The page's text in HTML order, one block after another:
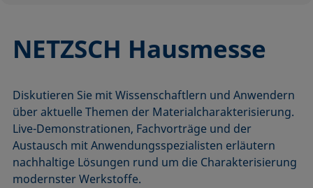
NETZSCH Hausmesse
Diskutieren Sie mit Wissenschaftlern und Anwendern
über aktuelle Themen der Materialcharakterisierung.
Live-Demonstrationen, Fachvorträge und der
Austausch mit Anwendungsspezialisten erläutern
nachhaltige Lösungen rund um die Charakterisierung
modernster Werkstoffe.